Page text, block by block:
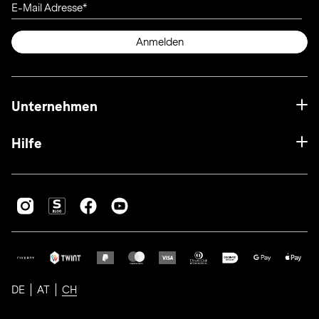
E-Mail Adresse
Anmelden
Unternehmen
Hilfe
DE AT CH